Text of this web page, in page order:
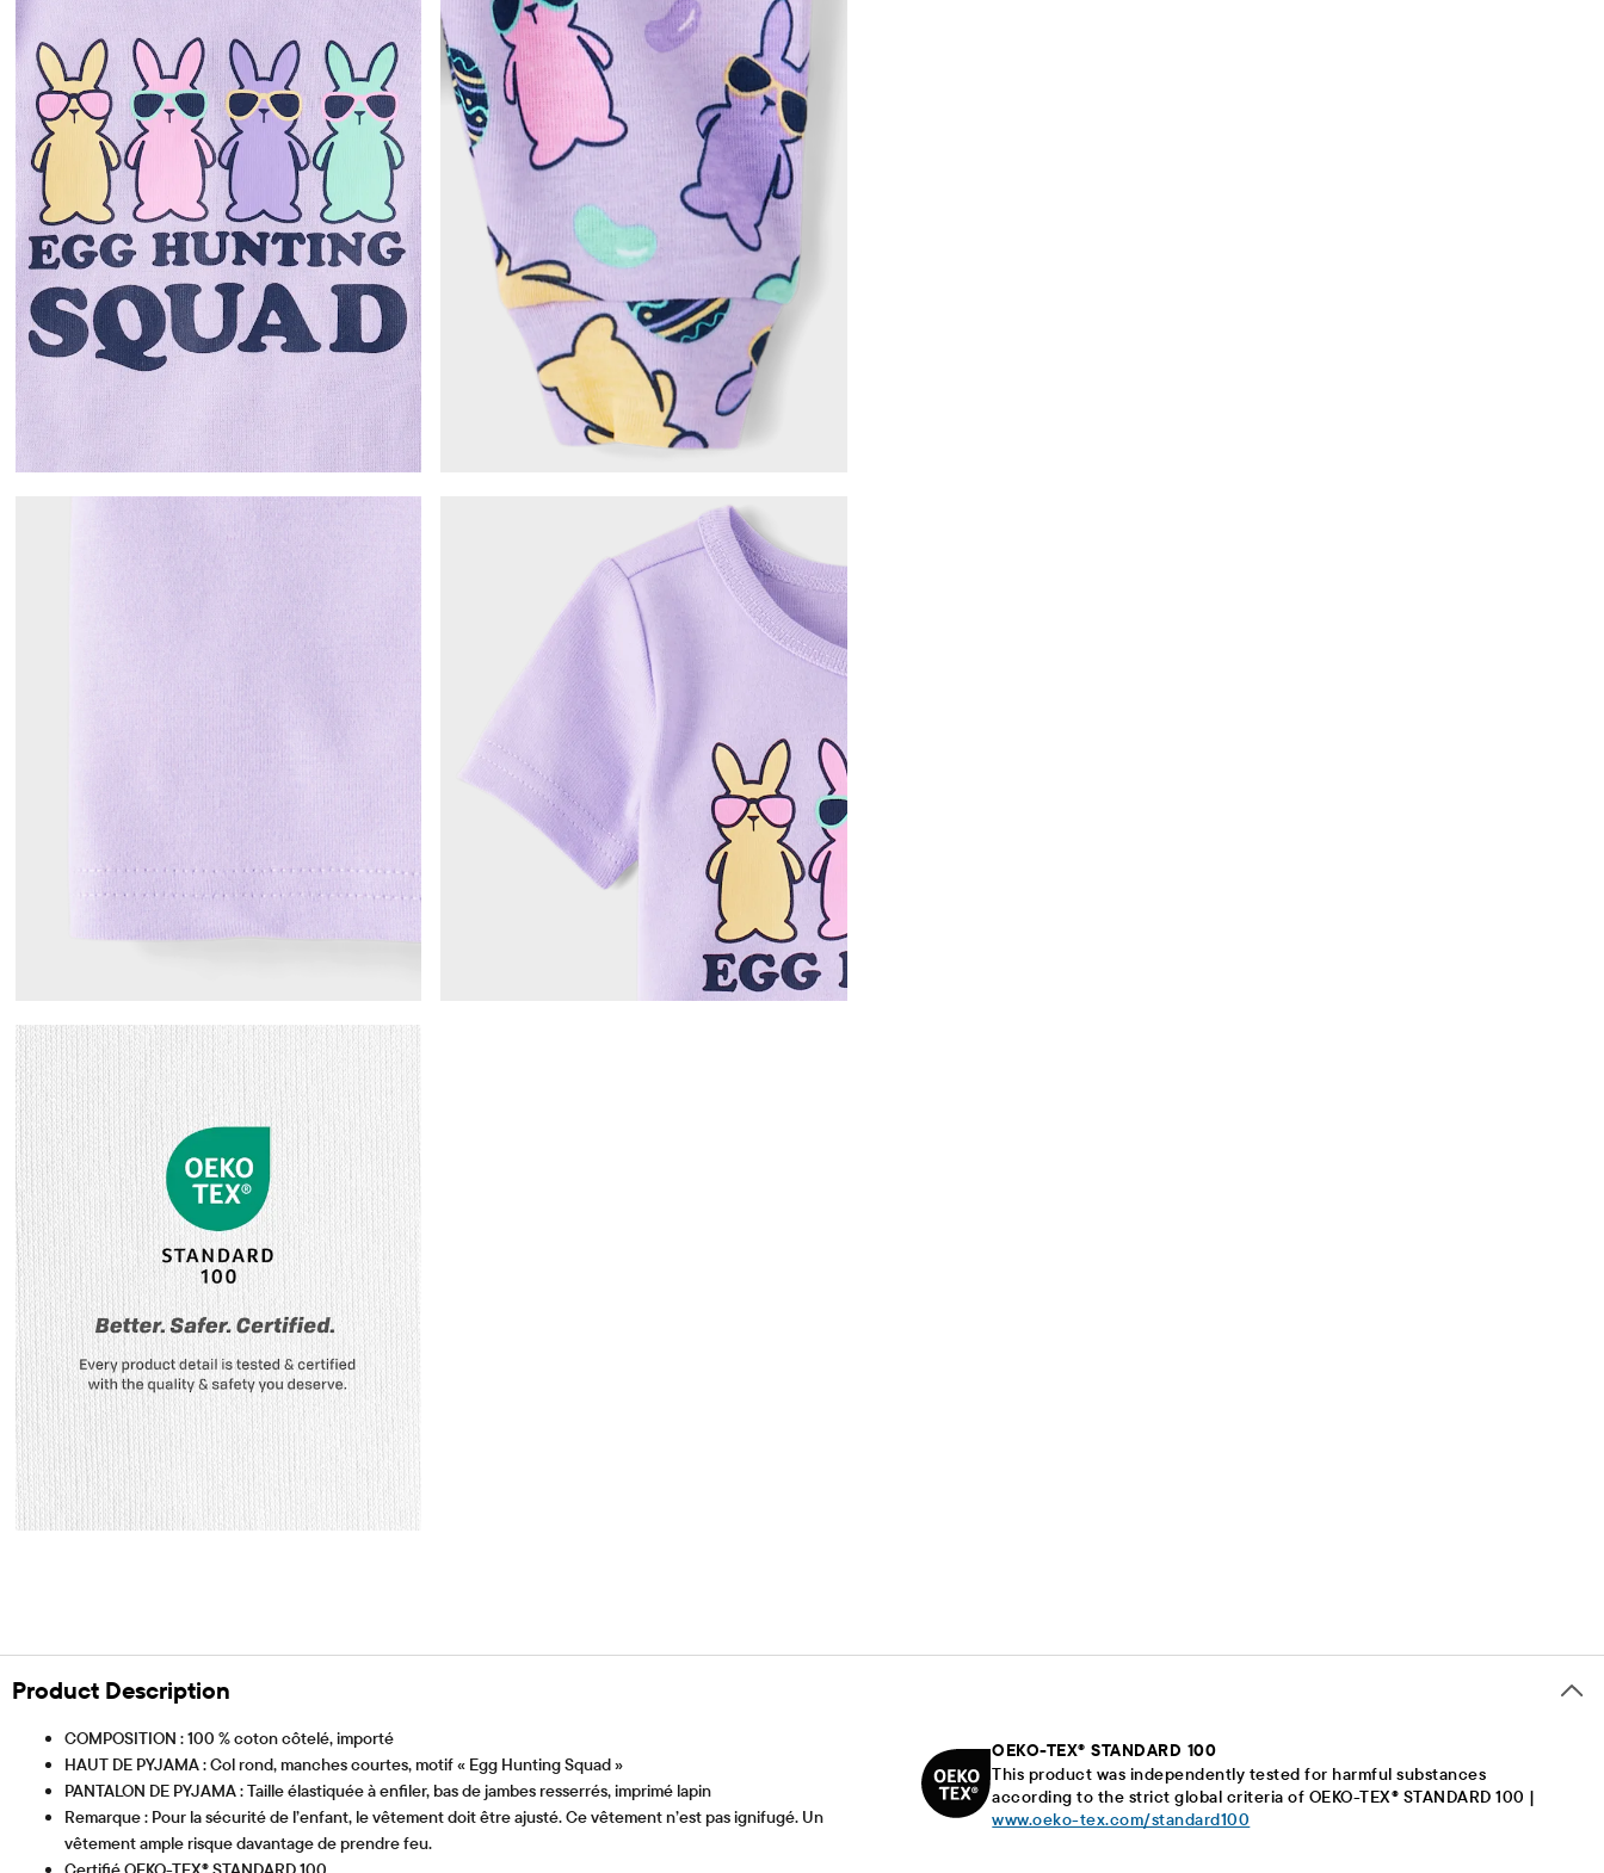
Product Description
COMPOSITION : 100 % coton côtelé, importé
HAUT DE PYJAMA : Col rond, manches courtes, motif « Egg Hunting Squad »
PANTALON DE PYJAMA : Taille élastiquée à enfiler, bas de jambes resserrés, imprimé lapin
Remarque : Pour la sécurité de l’enfant, le vêtement doit être ajusté. Ce vêtement n’est pas ignifugé. Un
vêtement ample risque davantage de prendre feu.
OEKO-TEX® STANDARD 100
This product was independently tested for harmful substances
according to the strict global criteria of OEKO-TEX® STANDARD 100 |
www.oeko-tex.com/standard100